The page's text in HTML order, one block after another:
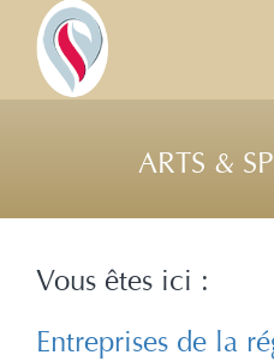
ARTS &
Vous êtes ici :
Entreprises de la